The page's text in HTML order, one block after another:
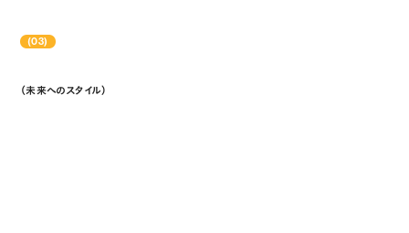
(03)
（未来へのスタイル）